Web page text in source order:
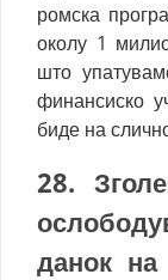
ромска
околу 1
што
финансиско
биде на
28. З
данок на